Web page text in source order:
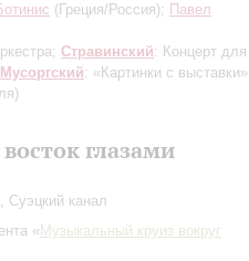
(Греция/Россия); Павел
Стравинский: Концерт для
Мусоргский: «Картинки с выставки»
глазами
Суэцкий канал
« Музыкальный круиз вокруг